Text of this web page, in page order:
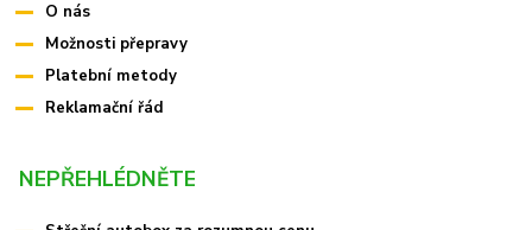
O nás
Možnosti přepravy
Platební metody
Reklamační řád
NEPŘEHLÉDNĚTE